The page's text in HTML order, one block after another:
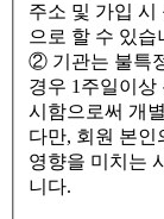
주소 및 가입 시
으로 할 수 있습
② 기관는 불특
경우 1주일이상
시함으로써 개
다만, 회원 본
영향을 미치는
니다.